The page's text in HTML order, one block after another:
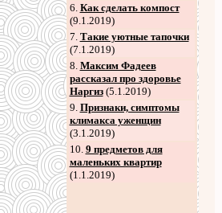
6. Как сделать компост
(9.1.2019)
7. Такие уютные тапочки
(7.1.2019)
8. Максим Фадеев
рассказал про здоровье
Наргиз(5.1.2019)
9. Признаки, симптомы
климакса уженщин
(3.1.2019)
10. 9 предметов для
маленьких квартир
(1.1.2019)